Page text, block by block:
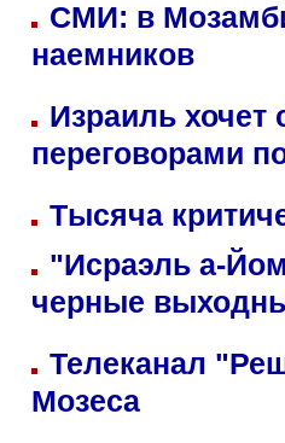
СМИ: в
наемников
Израиль хочет
переговорами
Тысяча
"Исраэль а-
черные
Телеканал
Мозеса